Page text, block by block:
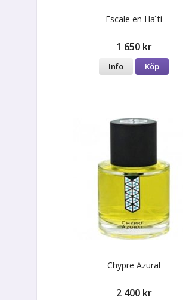
Escale en Haïti
1 650 kr
Info Köp
Chypre Azural
2 400 kr